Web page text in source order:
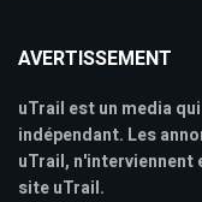
AVERTISSEMENT
uTrail est un media
indépendant. Les
uTrail, n'interviennent
site uTrail.